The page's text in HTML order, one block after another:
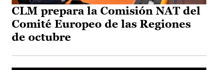
CLM prepara la Comisión NAT del
Comité Europeo de las Regiones
de octubre